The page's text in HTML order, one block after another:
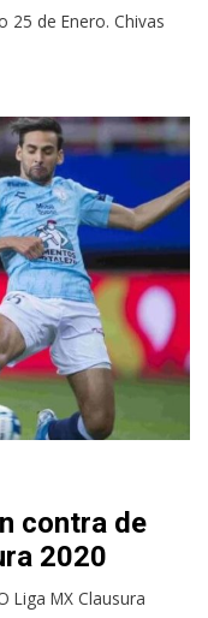
25 de Enero. Chivas
contra de
2020
Liga MX Clausura